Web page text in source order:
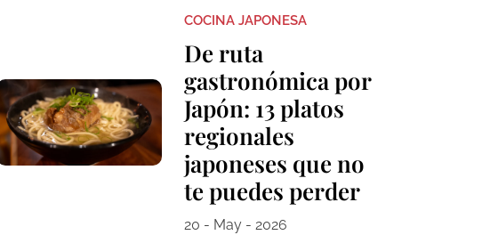
COCINA JAPONESA
De ruta
gastronómica por
Japón: 13 platos
regionales
japoneses que no
te puedes perder
20 - May - 2026